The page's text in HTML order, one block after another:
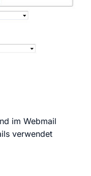
im Webmail
verwendet